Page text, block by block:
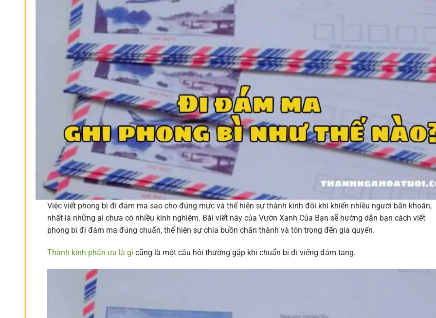
Việc viết phong bì đi đám ma sao cho đúng mực và thể hiện sự thành kính đôi khi khiến nhiều người băn khoăn,
nhất là những ai chưa có nhiều kinh nghiệm. Bài viết này của Vườn Xanh Của Bạn sẽ hướng dẫn bạn cách viết
phong bì đi đám ma đúng chuẩn, thể hiện sự chia buồn chân thành và tôn trọng đến gia quyến.
Thành kính phân ưu là gì cũng là một câu hỏi thường gặp khi chuẩn bị đi viếng đám tang.